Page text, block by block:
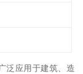
泛应用于建筑、造